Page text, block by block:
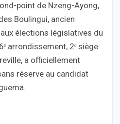
point de Nzeng-Ayong,
Boulingui, ancien
élections législatives du
arrondissement, 2ᵉ siège
a officiellement
réserve au candidat